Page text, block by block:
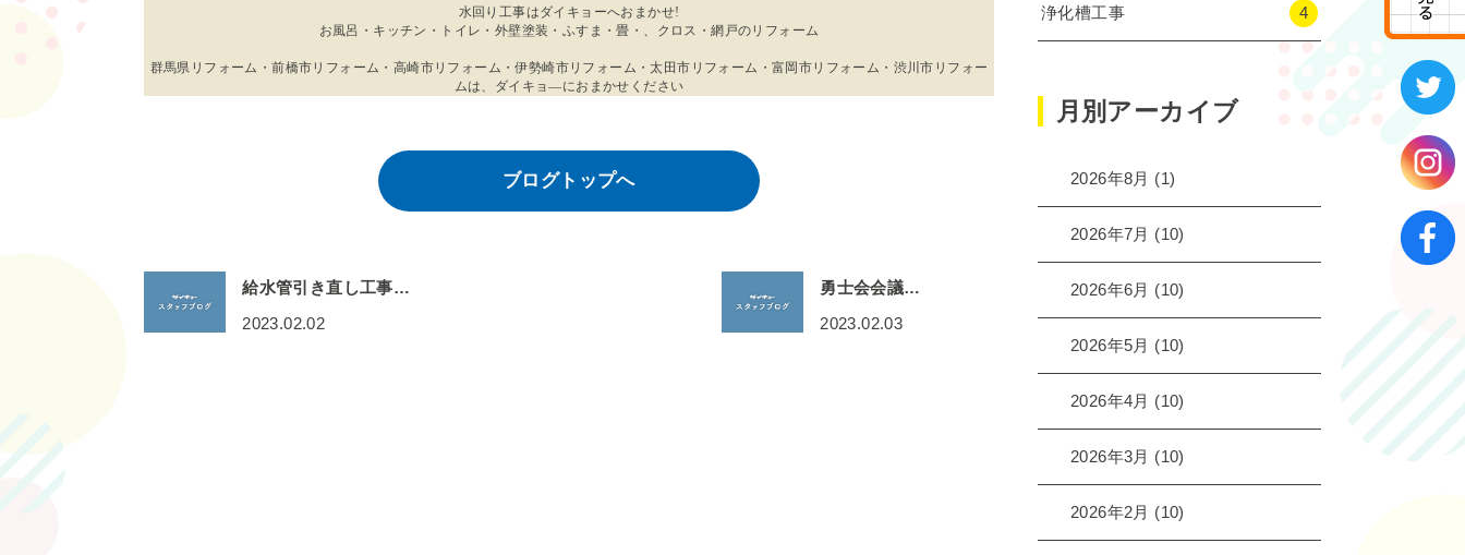
水回り工事はダイキョーへおまかせ!
お風呂・キッチン・トイレ・外壁塗装・ふすま・畳・、クロス・網戸のリフォーム
群馬県リフォーム・前橋市リフォーム・高崎市リフォーム・伊勢崎市リフォーム・太田市リフォーム・富岡市リフォーム・渋川市リフォー
ムは、ダイキョ―におまかせください
ブログトップへ
給水管引き直し工事…
2023.02.02
勇士会会議…
2023.02.03
浄化槽工事 4
月別アーカイブ
2026年8月 (1)
2026年7月 (10)
2026年6月 (10)
2026年5月 (10)
2026年4月 (10)
2026年3月 (10)
2026年2月 (10)